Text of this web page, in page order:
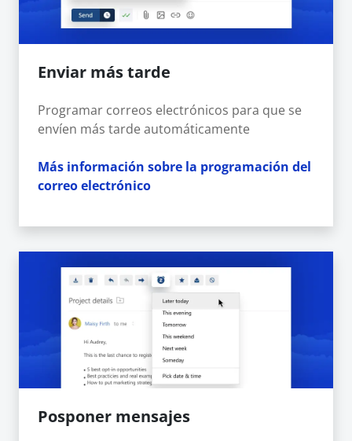
Enviar más tarde
Programar correos electrónicos para que se
envíen más tarde automáticamente
Más información sobre la programación del
correo electrónico
Posponer mensajes